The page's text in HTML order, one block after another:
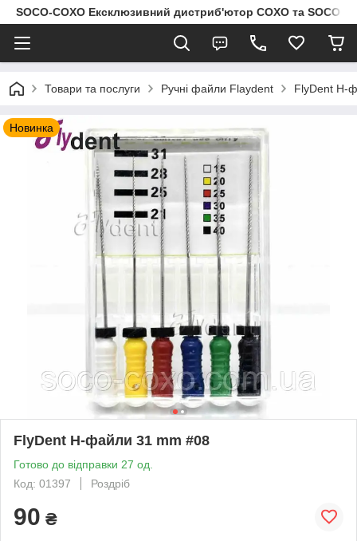
SOCO-COXO Ексклюзивний дистриб'ютор COXO та SOCO в
Товари та послуги Ручні файли Flaydent FlyDent H-
Новинка
FlyDent H-файли 31 mm #08
Готово до відправки 27 од.
Код: 01397
Роздріб
90 ₴